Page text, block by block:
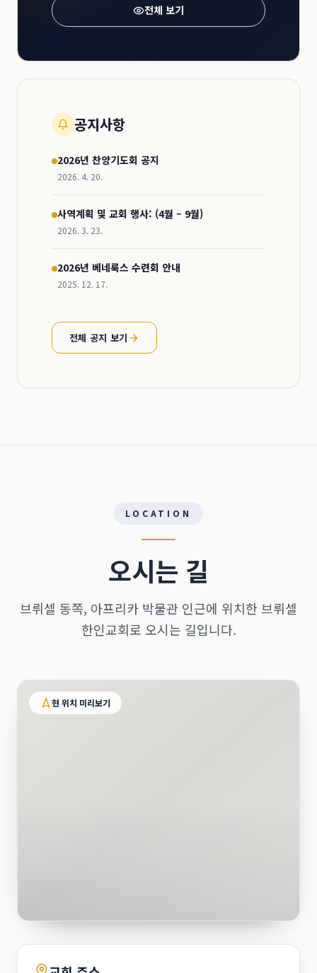
전체 보기
공지사항
2026년 찬양기도회 공지
2026. 4. 20.
사역계획 및 교회 행사: (4월 – 9월)
2026. 3. 23.
2026년 베네룩스 수련회 안내
2025. 12. 17.
전체 공지 보기
LOCATION
오시는 길
브뤼셀 동쪽, 아프리카 박물관 인근에 위치한 브뤼셀
한인교회로 오시는 길입니다.
현 위치 미리보기